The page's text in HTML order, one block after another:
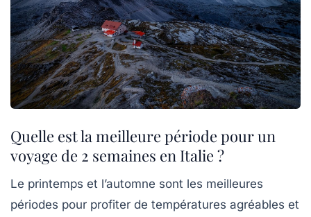
Quelle est la meilleure période pour un
voyage de 2 semaines en Italie ?
Le printemps et l’automne sont les meilleures
périodes pour profiter de températures agréables et